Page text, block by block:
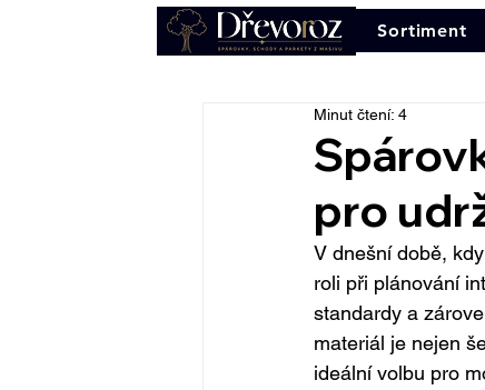
Sortiment
pro
Minut čtení: 4
V dnešní době,
roli při plánování
standardy a
materiál je nejen
ideální volbu pro